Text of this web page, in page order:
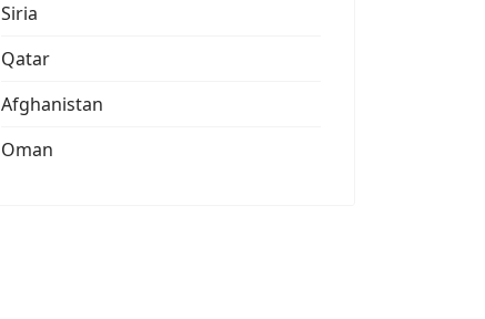
Siria
Qatar
Afghanistan
Oman